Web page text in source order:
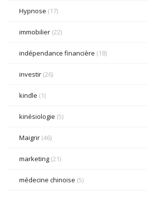
Hypnose (17)
immobilier (22)
indépendance financière (18)
investir (26)
kindle (1)
kinésiologie (5)
Maigrir (46)
marketing (21)
médecine chinoise (5)